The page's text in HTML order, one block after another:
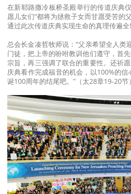
在新耶路撒冷板桥圣殿举行的传道庆典
愿儿女们“都将为拯救子女而甘愿受苦的
通过此次传道庆典实现生命的真理传遍全
总会长金凑哲牧师说：“父亲希望全人
门徒，把上帝的吩咐教训他们遵守，首
宗旨，再三强调了联合的重要性。还祈
庆典看作完成福音的机会，以100%的
诞100周年的结尾吧。”（太28章19-20节）